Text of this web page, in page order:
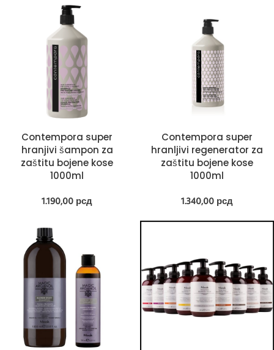
Contempora super
hranjivi šampon za
zaštitu bojene kose
1000ml
1.190,00 рсд
Contempora super
hranljivi regenerator za
zaštitu bojene kose
1000ml
1.340,00 рсд